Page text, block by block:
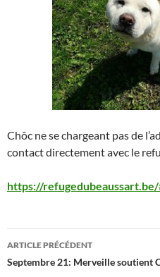
Chôc ne se chargeant pas de
contact directement avec le
https://
Navigation
des
ARTICLE PRÉCÉDENT
Septembre 21: Merveille soutient